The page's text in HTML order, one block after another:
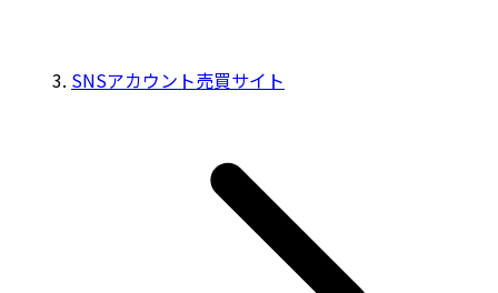
SNSアカウント売買サイト